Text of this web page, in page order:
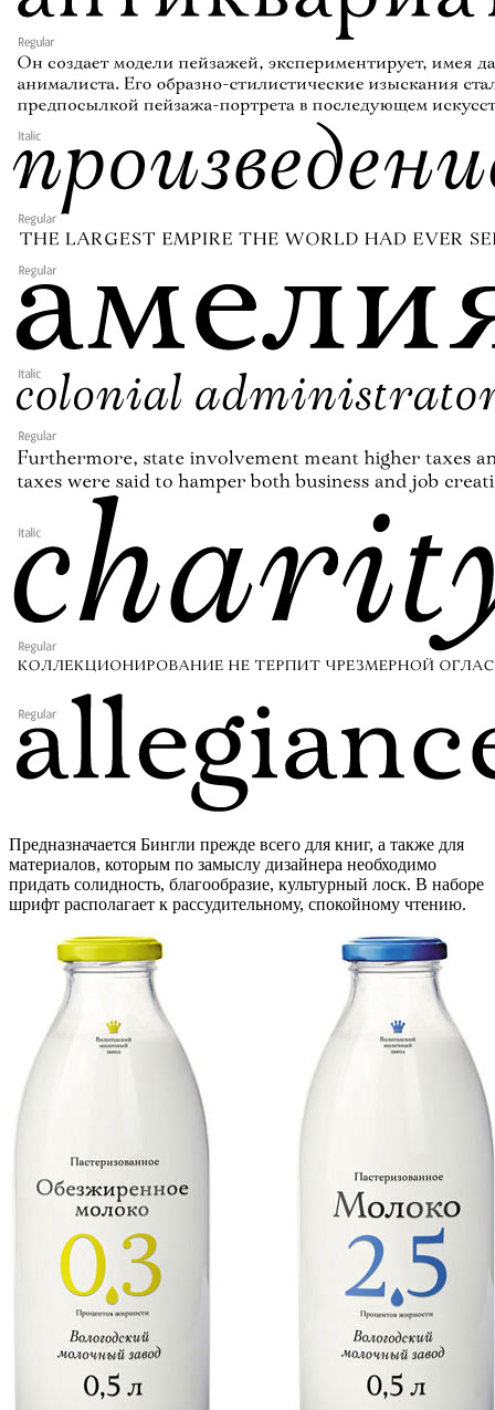
Предназначается Бингли прежде всего для книг, а также для
материалов, которым по замыслу дизайнера необходимо
придать солидность, благообразие, культурный лоск. В наборе
шрифт располагает к рассудительному, спокойному чтению.